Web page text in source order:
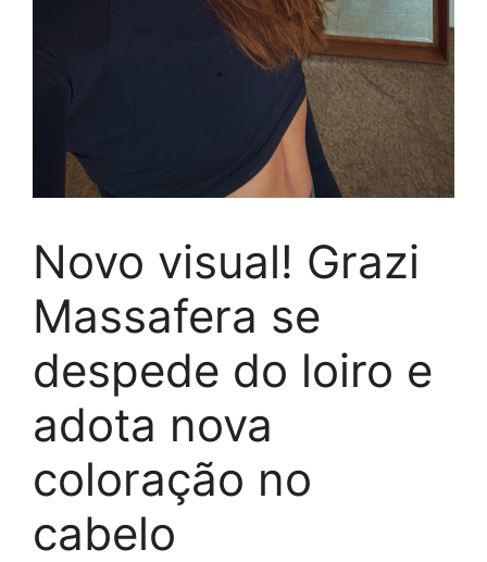
Novo visual! Grazi
Massafera se
despede do loiro e
adota nova
coloração no
cabelo